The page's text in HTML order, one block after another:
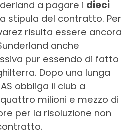
a pagare i dieci
stipula del contratto. Per
risulta essere ancora
anche
pur essendo di fatto
Dopo una lunga
obbliga il club a
milioni e mezzo di
per la risoluzione non